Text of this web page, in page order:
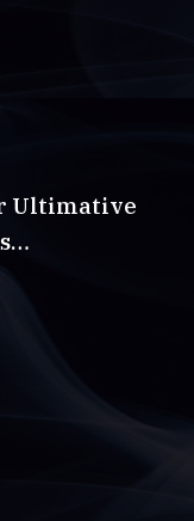
Ultimative